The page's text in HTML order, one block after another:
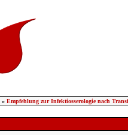
» Empfehlung zur Infektiosserologie nach